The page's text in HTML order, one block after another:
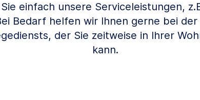
einfach unsere Serviceleistungen,
Bedarf helfen wir Ihnen gerne bei
der Sie zeitweise in Ihrer
kann.